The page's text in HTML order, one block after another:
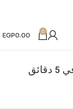
0
EGP0.00